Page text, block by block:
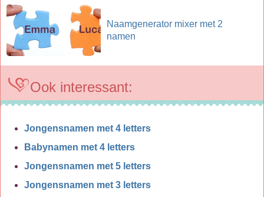
Naamgenerator mixer met 2
namen
Ook interessant:
Jongensnamen met 4 letters
Babynamen met 4 letters
Jongensnamen met 5 letters
Jongensnamen met 3 letters